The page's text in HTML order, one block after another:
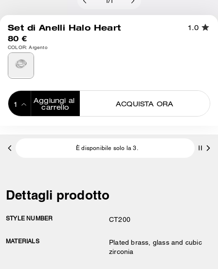
/
Set di Anelli Halo Heart 1.0
80 €
COLOR: Argento
Aggiungi al
carrello
ACQUISTA ORA
È disponibile solo la 3.
Dettagli prodotto
STYLE NUMBER CT200
MATERIALS
Plated brass, glass and cubic
zirconia